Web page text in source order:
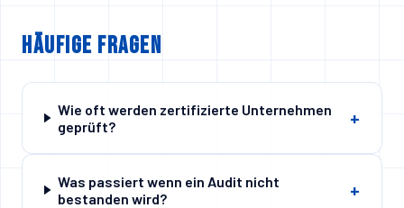
Häufige Fragen
Wie oft werden zertifizierte Unternehmen
geprüft?
+
Was passiert wenn ein Audit nicht
bestanden wird?
+